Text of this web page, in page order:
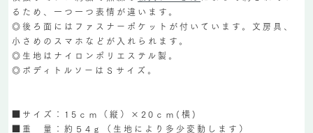
るため、一つ一つ表情が違います。
◎後ろ面にはファスナーポケットが付いています。文房具、
小さめのスマホなどが入れられます。
◎生地はナイロンポリエステル製。
◎ボディトルソーはＳサイズ。
■サイズ：15ｃｍ（縦）×20ｃｍ(横)
■重 量：約５4ｇ（生地により多少変動します）